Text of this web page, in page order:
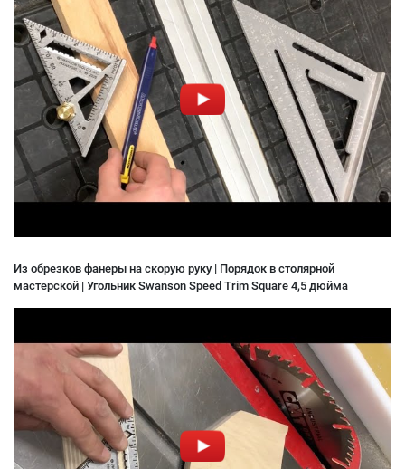
Из обрезков фанеры на скорую руку | Порядок в столярной
мастерской | Угольник Swanson Speed Trim Square 4,5 дюйма